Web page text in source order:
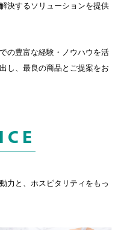
決するソリューションを提供
の豊富な経験・ノウハウを活
し、最良の商品とご提案をお
力と、ホスピタリティをもっ